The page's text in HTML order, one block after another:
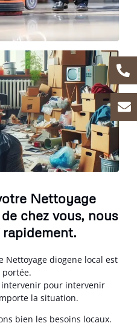
Nettoyage
chez vous, nous
Nettoyage diogene local est
portée.
pour intervenir
la situation.
bien les besoins locaux.